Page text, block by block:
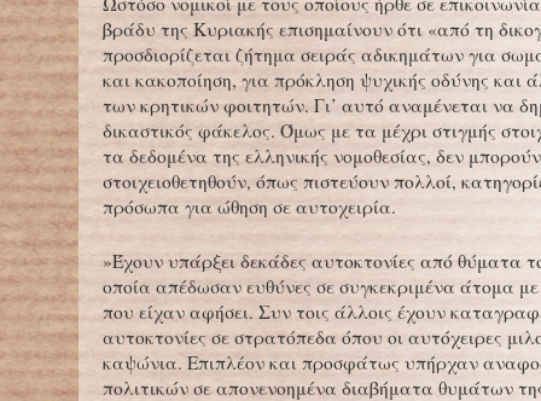
βράδυ της Κυριακής επισημαίνουν ότι «από τη
προσδιορίζεται ζήτημα σειράς αδικημάτων για
και κακοποίηση, για πρόκληση ψυχικής οδύνης και
των κρητικών φοιτητών. Γι’ αυτό αναμένεται να
δικαστικός φάκελος. Όμως με τα μέχρι στιγμής
τα δεδομένα της ελληνικής νομοθεσίας, δεν
στοιχειοθετηθούν, όπως πιστεύουν πολλοί,
πρόσωπα για ώθηση σε αυτοχειρία.
»Έχουν υπάρξει δεκάδες αυτοκτονίες από θύματα
οποία απέδωσαν ευθύνες σε συγκεκριμένα άτομα
που είχαν αφήσει. Συν τοις άλλοις έχουν
αυτοκτονίες σε στρατόπεδα όπου οι αυτόχειρες
καψώνια. Επιπλέον και προσφάτως υπήρχαν
πολιτικών σε απονενοημένα διαβήματα θυμάτων